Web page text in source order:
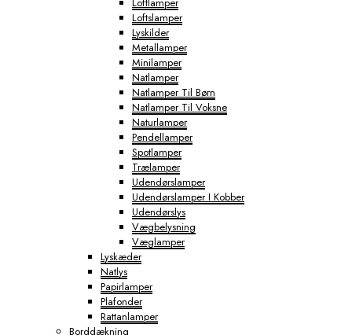
Loftslamper
Lyskilder
Metallamper
Minilamper
Natlamper
Natlamper Til Børn
Natlamper Til Voksne
Naturlamper
Pendellamper
Spotlamper
Trælamper
Udendørslamper
Udendørslamper I Kobber
Udendørslys
Vægbelysning
Væglamper
Lyskæder
Natlys
Papirlamper
Plafonder
Rattanlamper
Borddækning